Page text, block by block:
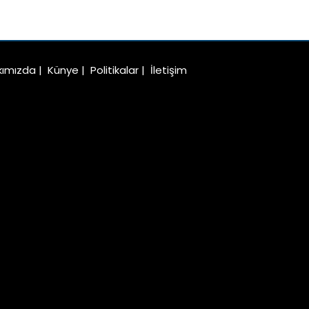
| Künye | Politikalar | İletişim